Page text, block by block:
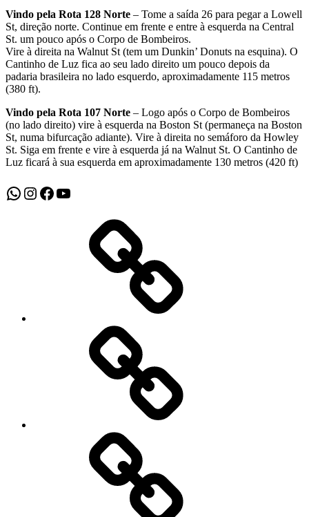
Vindo pela Rota 128 Norte – Tome a saída 26 para pegar a Lowell
St, direção norte. Continue em frente e entre à esquerda na Central
St. um pouco após o Corpo de Bombeiros.
Vire à direita na Walnut St (tem um Dunkin’ Donuts na esquina). O
Cantinho de Luz fica ao seu lado direito um pouco depois da
padaria brasileira no lado esquerdo, aproximadamente 115 metros
(380 ft).
Vindo pela Rota 107 Norte – Logo após o Corpo de Bombeiros
(no lado direito) vire à esquerda na Boston St (permaneça na Boston
St, numa bifurcação adiante). Vire à direita no semáforo da Howley
St. Siga em frente e vire à esquerda já na Walnut St. O Cantinho de
Luz ficará à sua esquerda em aproximadamente 130 metros (420 ft)
WhatsApp
Instagram
Facebook
Youtube